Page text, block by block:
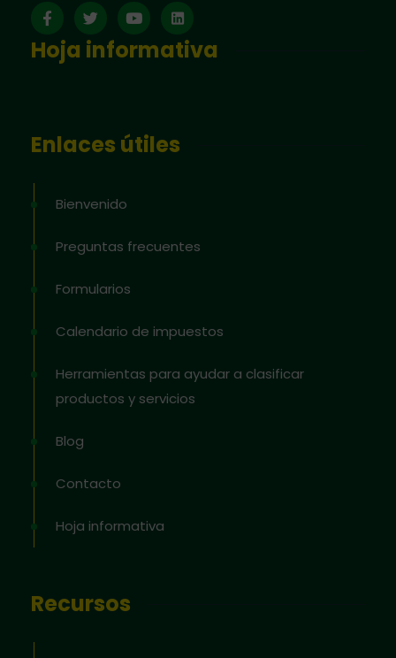
Hoja informativa
Enlaces útiles
Bienvenido
Preguntas frecuentes
Formularios
Calendario de impuestos
Herramientas para ayudar a clasificar
productos y servicios
Blog
Contacto
Hoja informativa
Recursos